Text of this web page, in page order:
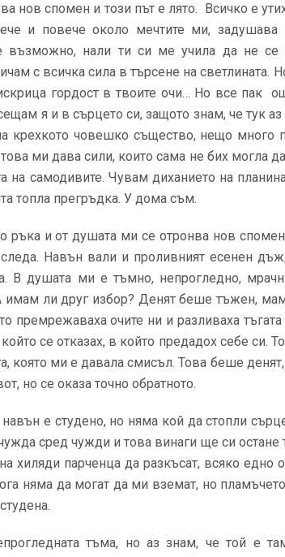
нов спомен и този път е лято. Всичко е
и повече около мечтите ми, задушава
възможно, нали ти си ме учила да не
с всичка сила в търсене на светлината.
гордост в твоите очи… Но все пак
я и в сърцето си, защото знам, че тук
крехкото човешко същество, нещо много
ми дава сили, които сама не бих могла
на самодивите. Чувам диханието на
топла прегръдка. У дома съм.
ръка и от душата ми се отронва нов
Навън вали и проливният есенен
В душата ми е тъмно, непрогледно,
имам ли друг избор? Денят беше тъжен,
премрежаваха очите ни и разливаха
се отказах, в който предадох себе си.
която ми е давала смисъл. Това беше
но се оказа точно обратното.
е студено, но няма кой да стопли
сред чужди и това винаги ще си остане
хиляди парченца да разкъсат, всяко едно
няма да могат да ми вземат, но
тъма, но аз знам, че той е